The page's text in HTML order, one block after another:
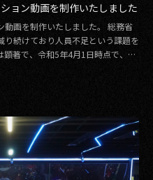
ョン動画を制作いたしました
動画を制作いたしました。 総務省
続けており人員不足という課題を
著で、令和5年4月1日時点で、条